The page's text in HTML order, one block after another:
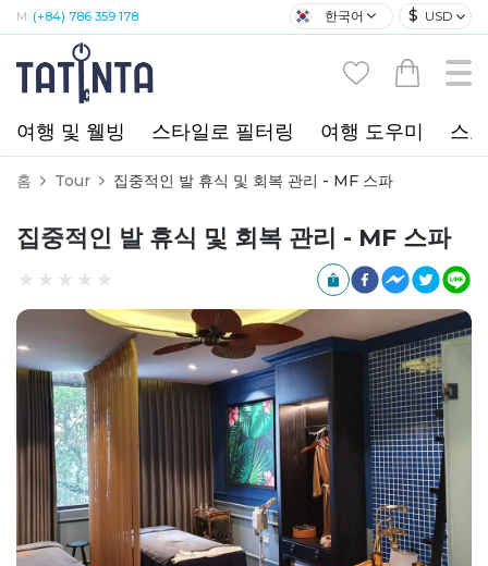
M: (+84) 786 359 178 한국어 $ USD
여행 및 웰빙 스타일로 필터링 여행 도우미 스
홈 Tour 집중적인 발 휴식 및 회복 관리 - MF 스파
집중적인 발 휴식 및 회복 관리 - MF 스파